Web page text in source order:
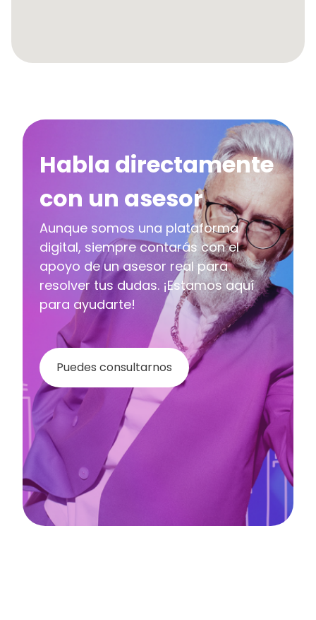
Habla directamente
con un asesor
Aunque somos una plataforma
digital, siempre contarás con el
apoyo de un asesor real para
resolver tus dudas. ¡Estamos aquí
para ayudarte!
Puedes consultarnos